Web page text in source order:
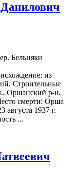
Бельняки
из
Строительные
Оршанский р-н,
смерти: Орша
августа 1937 г.
...